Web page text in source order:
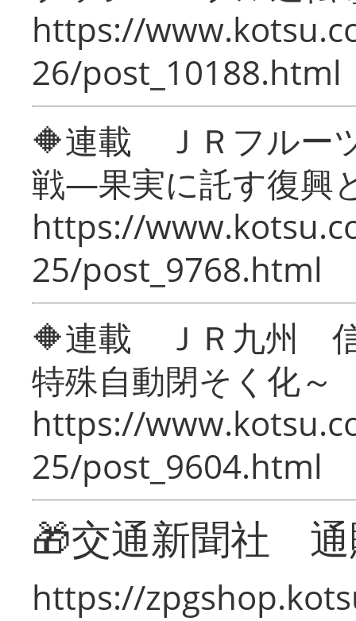
https://
26/post_10188.html
🔶連載 ＪＲフルー
戦―果実に託す復興
https://
25/post_9768.html
🔶連載 ＪＲ九州 信
特殊自動閉そく化～
https://
25/post_9604.html
🎁交通新聞社
https://